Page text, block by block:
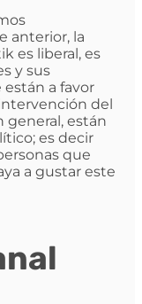
anterior, la
es liberal, es
y sus
a favor
del
general, están
es decir
que
a gustar este